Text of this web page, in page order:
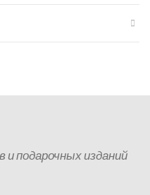
подарочных изданий